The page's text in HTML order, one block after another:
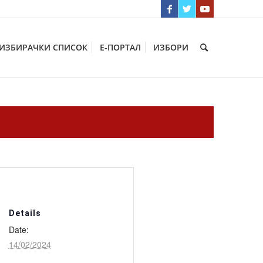
ИЗБИРАЧКИ СПИСОК Е-ПОРТАЛ ИЗБОРИ
Details
Date:
14/02/2024